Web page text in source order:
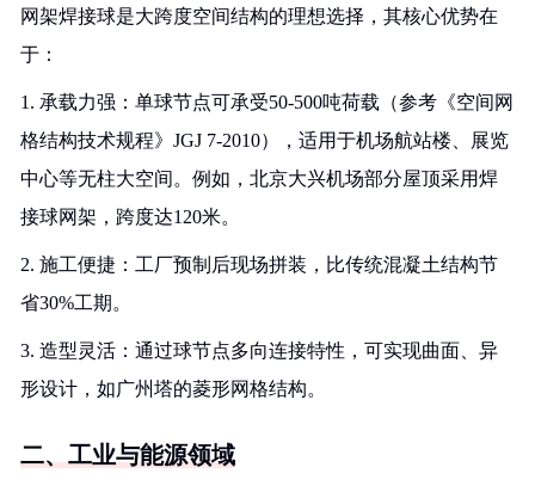
网架焊接球是大跨度空间结构的理想选择，其核心优势在
于：
1. 承载力强：单球节点可承受50-500吨荷载（参考《空间网
格结构技术规程》JGJ 7-2010），适用于机场航站楼、展览
中心等无柱大空间。例如，北京大兴机场部分屋顶采用焊
接球网架，跨度达120米。
2. 施工便捷：工厂预制后现场拼装，比传统混凝土结构节
省30%工期。
3. 造型灵活：通过球节点多向连接特性，可实现曲面、异
形设计，如广州塔的菱形网格结构。
二、工业与能源领域